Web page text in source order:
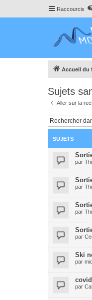
Raccourcis
Accueil du
Sujets
Aller sur la
SUJETS
par
par
par
par
Ski
par
covid
par